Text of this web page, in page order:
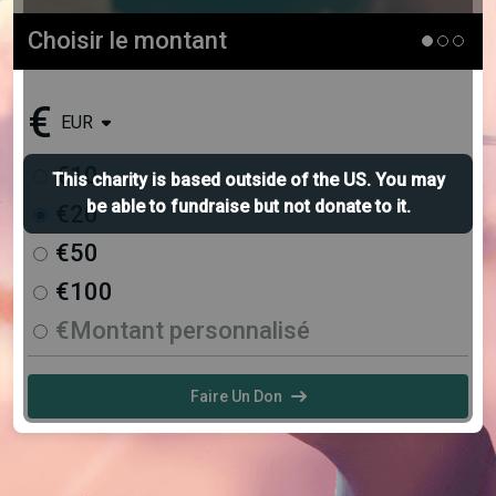
Choisir le montant
€ EUR
€10
€20
€50
€100
€Montant personnalisé
Faire Un Don
This charity is based outside of the US. You may
be able to fundraise but not donate to it.